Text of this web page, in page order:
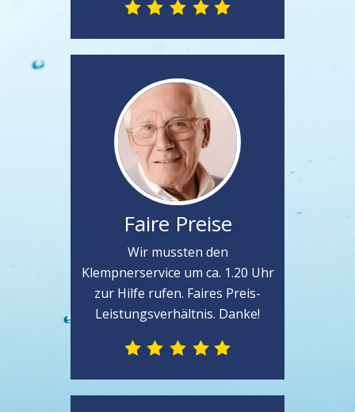
Faire Preise
Wir mussten den
Klempnerservice um ca. 1.20 Uhr
zur Hilfe rufen. Faires Preis-
Leistungsverhältnis. Danke!